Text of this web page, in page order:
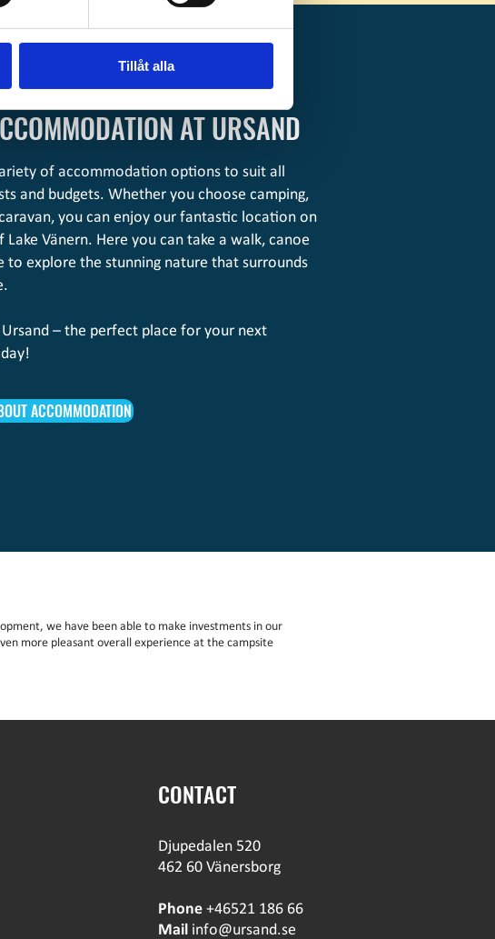
Tillåt alla
AT URSAND
of accommodation options to suit all
and budgets. Whether you choose camping,
you can enjoy our fantastic location on
Lake Vänern. Here you can take a walk, canoe
to explore the stunning nature that surrounds
– the perfect place for your next
ACCOMMODATION
we have been able to make investments in our
more pleasant overall experience at the campsite
CONTACT
Djupedalen 520
462 60 Vänersborg
Phone+46521 186 66
Mail info@ursand.se